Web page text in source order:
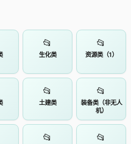
📂
生化类
📂
资源类（1）
📂
土建类
📂
装备类（非无人
机）
📂 📂